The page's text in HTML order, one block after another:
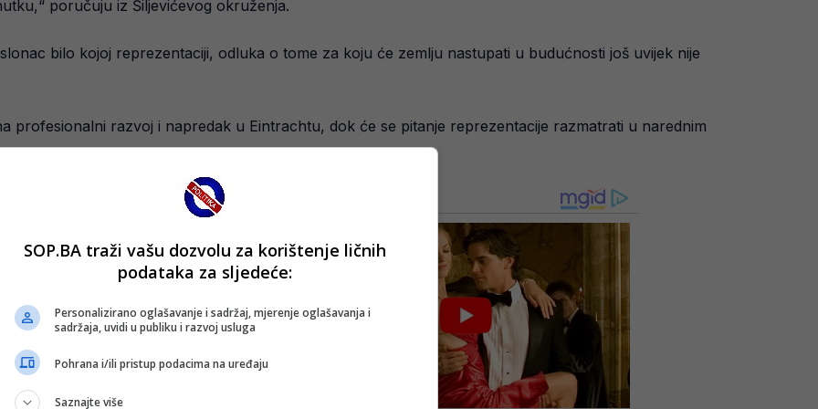
poručuju iz Šiljevićevog okruženja.
bilo kojoj reprezentaciji, odluka o tome za koju će zemlju nastupati u budućnosti još uvijek nije
profesionalni razvoj i napredak u Eintrachtu, dok će se pitanje reprezentacije razmatrati u narednim
SOP.BA traži vašu dozvolu za korištenje ličnih
podataka za sljedeće:
Personalizirano oglašavanje i sadržaj, mjerenje oglašavanja i
sadržaja, uvidi u publiku i razvoj usluga
Pohrana i/ili pristup podacima na uređaju
Saznajte više